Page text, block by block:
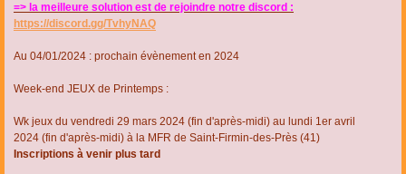
=> la meilleure solution est de rejoindre notre discord :
https://discord.gg/TvhyNAQ
Au 04/01/2024 : prochain évènement en 2024
Week-end JEUX de Printemps :
Wk jeux du vendredi 29 mars 2024 (fin d'après-midi) au lundi 1er avril
2024 (fin d'après-midi) à la MFR de Saint-Firmin-des-Près (41)
Inscriptions à venir plus tard